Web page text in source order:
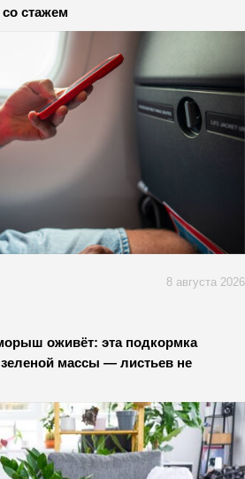
стажем
8 августа 2026
оживёт: эта подкормка
массы — листьев не